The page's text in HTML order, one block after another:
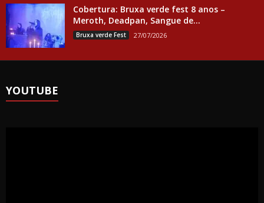
Cobertura: Bruxa verde fest 8 anos –
Meroth, Deadpan, Sangue de...
Bruxa verde Fest 27/07/2026
YOUTUBE